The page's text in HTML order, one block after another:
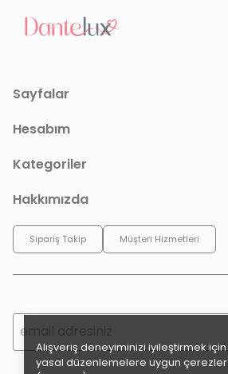
Alışveriş deneyiminizi iyileştirmek için
yasal düzenlemelere uygun çerezler
Sayfalar
Hesabım
Kategoriler
Hakkımızda
Sipariş Takip Müşteri Hizmetleri